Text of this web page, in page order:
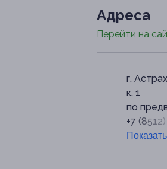
Адресa
Перейти на
г.
к. 1
по
+7